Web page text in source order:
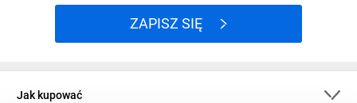
ZAPISZ SIĘ
Jak kupować